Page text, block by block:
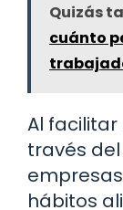
Quizás
cuánto
Al
través
hábitos